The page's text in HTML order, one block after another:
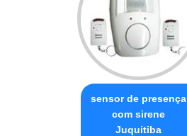
sensor de presença
com sirene
Juquitiba